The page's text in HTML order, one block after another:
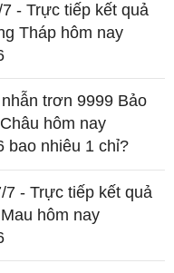
- Trực tiếp kết quả
Tháp hôm nay
trơn 9999 Bảo
hôm nay
bao nhiêu 1 chỉ?
7 - Trực tiếp kết quả
hôm nay